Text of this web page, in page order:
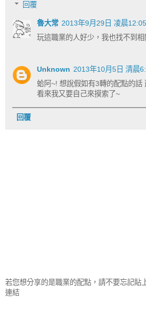
回覆
魯大常 2013年9月29日 凌晨
玩這職業的人好少，我也找不到
Unknown 2013年10月5日 清晨
蛤阿~! 想說假如有3轉的配點的話
看來我又要自己來摸索了~
回覆
若您想分享的是職業的配點，請不要忘記貼
連結